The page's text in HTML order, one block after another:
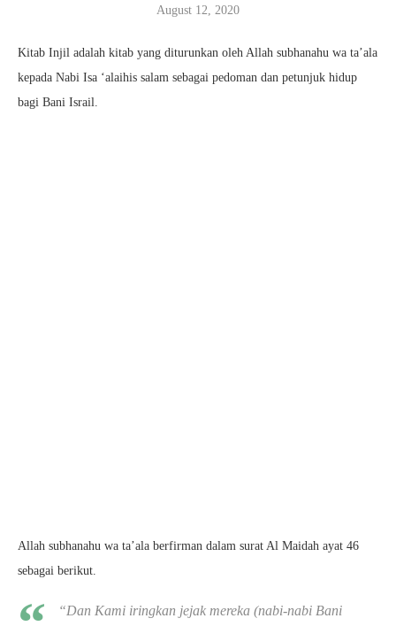
August 12, 2020
Kitab Injil adalah kitab yang diturunkan oleh Allah subhanahu wa ta’ala
kepada Nabi Isa ‘alaihis salam sebagai pedoman dan petunjuk hidup
bagi Bani Israil.
Allah subhanahu wa ta’ala berfirman dalam surat Al Maidah ayat 46
sebagai berikut.
“Dan Kami iringkan jejak mereka (nabi-nabi Bani